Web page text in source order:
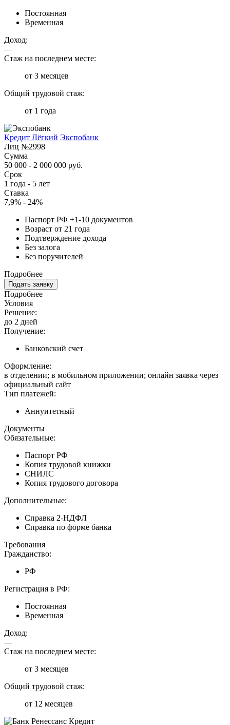
Постоянная
Временная
Доход:
—
Стаж на последнем месте:
от 3 месяцев
Общий трудовой стаж:
от 1 года
Кредит Лёгкий Экспобанк
Лиц №2998
Сумма
50 000 - 2 000 000 руб.
Срок
1 года - 5 лет
Ставка
7,9% - 24%
Паспорт РФ +1-10 документов
Возраст от 21 года
Подтверждение дохода
Без залога
Без поручителей
Подробнее
Подать заявку
Подробнее
Условия
Решение:
до 2 дней
Получение:
Банковский счет
Оформление:
в отделении; в мобильном приложении; онлайн заявка через
официальный сайт
Тип платежей:
Аннуитетный
Документы
Обязательные:
Паспорт РФ
Копия трудовой книжки
СНИЛС
Копия трудового договора
Дополнительные:
Справка 2-НДФЛ
Справка по форме банка
Требования
Гражданство:
РФ
Регистрация в РФ:
Постоянная
Временная
Доход:
—
Стаж на последнем месте:
от 3 месяцев
Общий трудовой стаж:
от 12 месяцев